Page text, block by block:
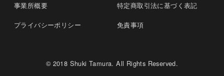
事業所概要 特定商取引法に基づく表記
プライバシーポリシー 免責事項
© 2018 Shuki Tamura. All Rights Reserved.